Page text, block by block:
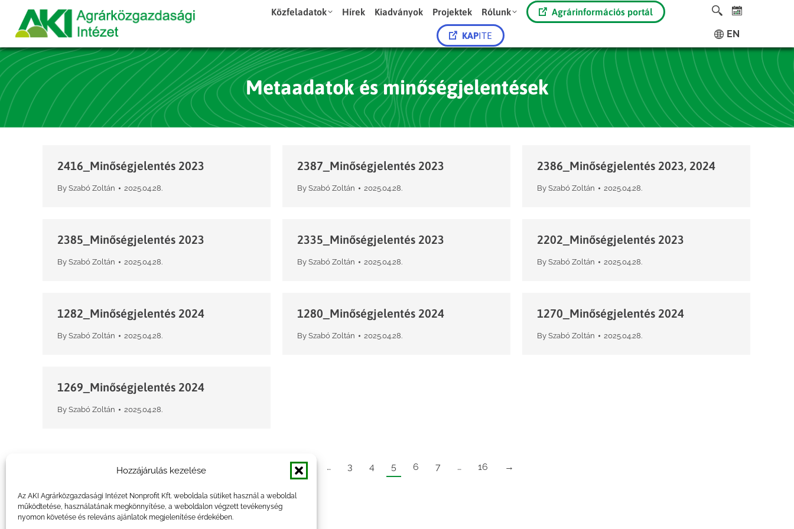
Hozzájárulás kezelése
Az AKI Agrárközgazdasági Intézet Nonprofit Kft. weboldala sütiket használ a weboldal
működtetése, használatának megkönnyítése, a weboldalon végzett tevékenység
nyomon követése és releváns ajánlatok megjelenítése érdekében.
Közfeladatok Hírek Kiadványok Projektek Rólunk Agrárinformációs portál
KAPITE EN
Metaadatok és minőségjelentések
2416_Minőségjelentés 2023
By Szabó Zoltán 2025.04.28.
2387_Minőségjelentés 2023
By Szabó Zoltán 2025.04.28.
2386_Minőségjelentés 2023, 2024
By Szabó Zoltán 2025.04.28.
2385_Minőségjelentés 2023
By Szabó Zoltán 2025.04.28.
2335_Minőségjelentés 2023
By Szabó Zoltán 2025.04.28.
2202_Minőségjelentés 2023
By Szabó Zoltán 2025.04.28.
1282_Minőségjelentés 2024
By Szabó Zoltán 2025.04.28.
1280_Minőségjelentés 2024
By Szabó Zoltán 2025.04.28.
1270_Minőségjelentés 2024
By Szabó Zoltán 2025.04.28.
1269_Minőségjelentés 2024
By Szabó Zoltán 2025.04.28.
… 3 4 5 6 7 … 16 →